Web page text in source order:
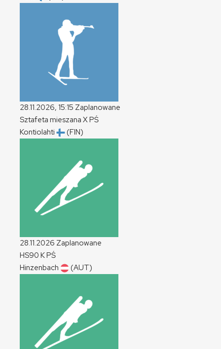
28.11.2026, 15:15 Zaplanowane
Sztafeta mieszana XPŚ
Kontiolahti
(FIN)
28.11.2026 Zaplanowane
HS90 KPŚ
Hinzenbach
(AUT)